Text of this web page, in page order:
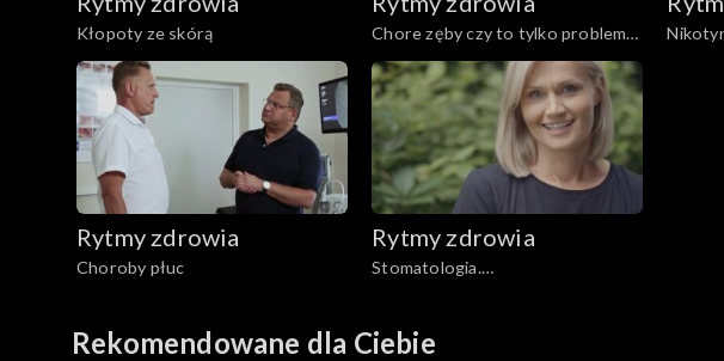
Kłopoty ze skórą
Chore zęby czy to tylko problem
estetyczny?
Rytmy zdrowia
Choroby płuc
Rytmy zdrowia
Stomatologia.
Rekomendowane dla Ciebie